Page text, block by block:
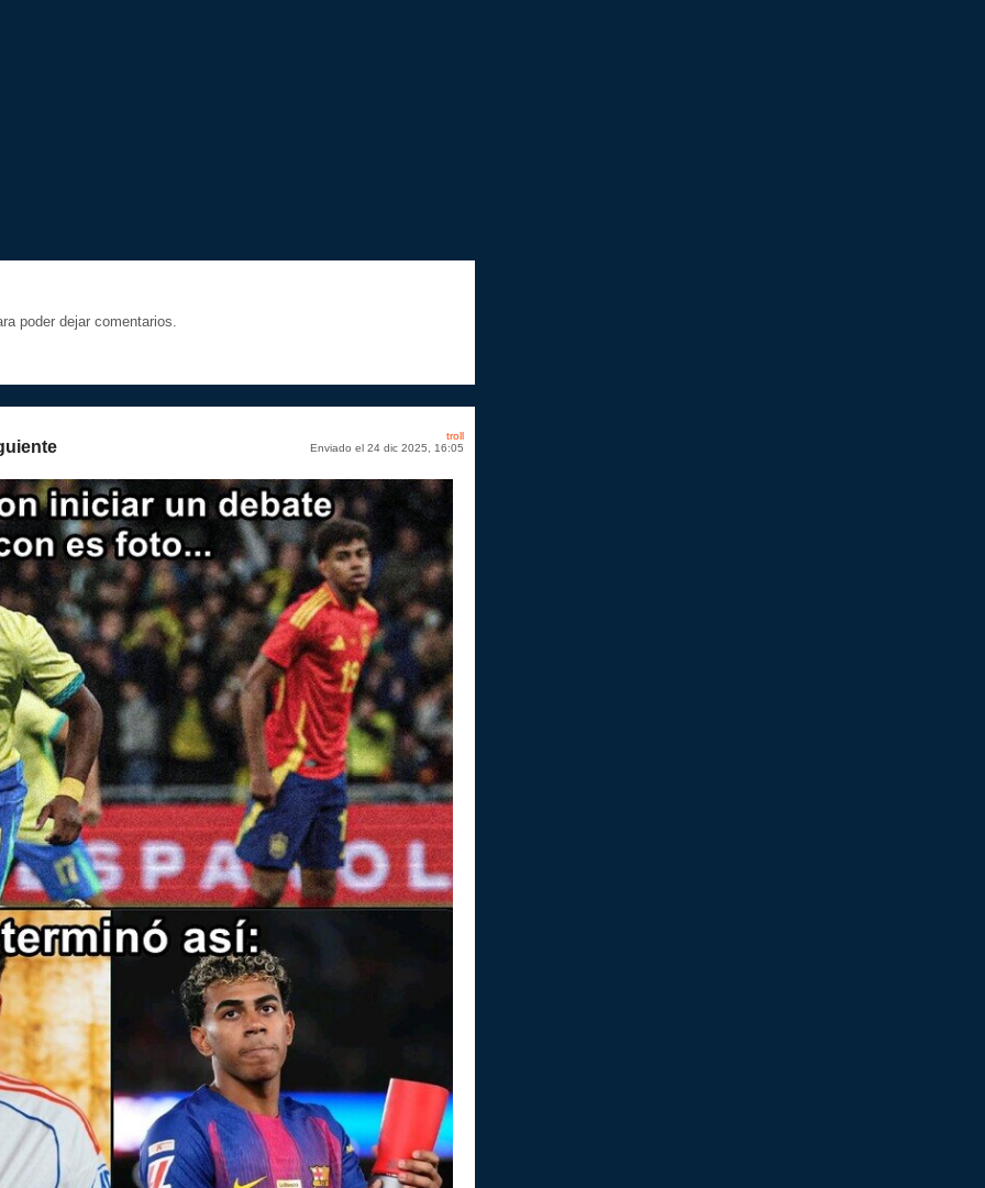
poder dejar comentarios.
troll
Enviado el 24 dic 2025, 16:05